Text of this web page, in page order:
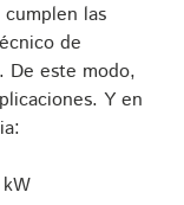
las
de
De este modo,
Y en